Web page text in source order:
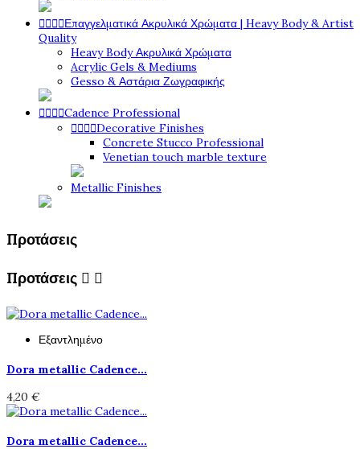
Επαγγελματικά Ακρυλικά Χρώματα | Heavy Body & Artist
Quality
Heavy Body Ακρυλικά Χρώματα
Acrylic Gels & Mediums
Gesso & Αστάρια Ζωγραφικής
Cadence Professional
Decorative Finishes
Concrete Stucco Professional
Venetian touch marble texture
Metallic Finishes
Προτάσεις
Προτάσεις  
Εξαντλημένο
Dora metallic Cadence...
4,20 €
Dora metallic Cadence...